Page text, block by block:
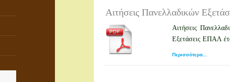
απόγονος
Αιτήσεις Πανελλαδικών
Αιτήσεις
Εξετάσεις ΕΠΑΛ
Περισσότερα...